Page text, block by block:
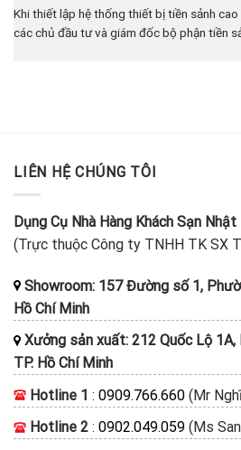
Khi thiết lập hệ thống thiết bị tiền sảnh
các chủ đầu tư và giám đốc bộ phận tiền
LIÊN HỆ CHÚNG TÔI
Dụng Cụ Nhà Hàng Khách Sạn Nhật
(Trực thuộc Công ty TNHH TK SX
Showroom: 157 Đường số 1,
Hồ Chí Minh
Xưởng sản xuất: 212 Quốc Lộ
TP. Hồ Chí Minh
Hotline 1 : 0909.766.660 (Mr
Hotline 2 : 0902.049.059 (Ms